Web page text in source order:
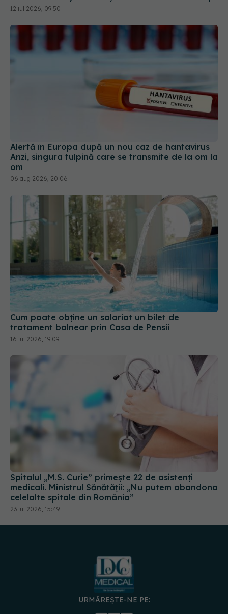
Alertă în Europa după un nou caz de hantavirus
Anzi, singura tulpină care se transmite de la om la
Cum poate obține un salariat un bilet de
tratament balnear prin Casa de Pensii
16 iul 2026, 19:09
Spitalul „M.S. Curie” primește 22 de asistenți
medicali. Ministrul Sănătății: „Nu putem abandona
celelalte spitale din România”
23 iul 2026, 15:49
URMĂREȘTE-NE PE:
DESCARCĂ APLICAȚIA